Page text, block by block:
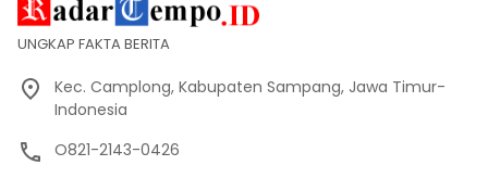
UNGKAP FAKTA BERITA
Kec. Camplong, Kabupaten Sampang, Jawa Timur-
Indonesia
O821-2143-0426